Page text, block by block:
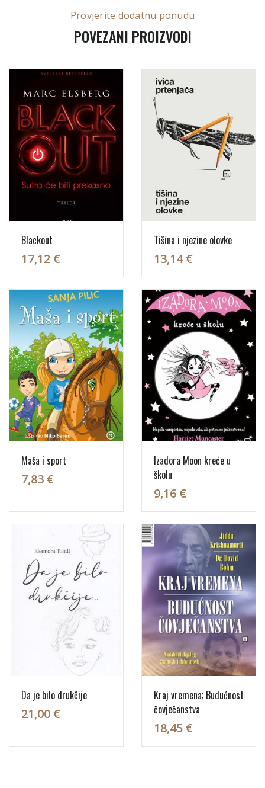
Provjerite dodatnu ponudu
POVEZANI PROIZVODI
Blackout
17,12 €
Tišina i njezine olovke
13,14 €
Maša i sport
7,83 €
Izadora Moon kreće u
školu
9,16 €
Da je bilo drukčije
21,00 €
Kraj vremena; Budućnost
čovječanstva
18,45 €